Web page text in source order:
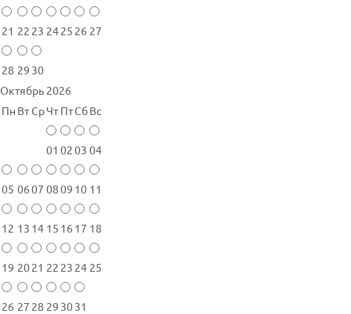
21 22 23 2425 26 27
28 29 30
Октябрь 2026
Пн ВтСрЧт ПтСбВс
01 0203 04
05 0607 0809 10 11
12 13 14 15 16 17 18
19 2021 22 23 24 25
26 27 28 29 3031